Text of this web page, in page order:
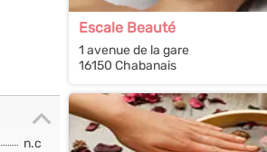
n.c
Escale Beauté
1 avenue de la gare
16150 Chabanais